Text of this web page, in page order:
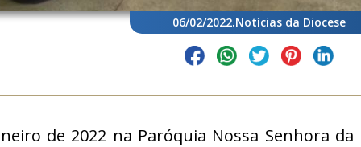
06/02/2022.Notícias da Diocese
de 2022 na Paróquia Nossa Senhora